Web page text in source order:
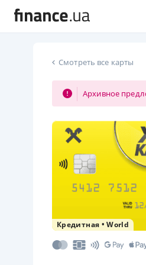
Смотреть все карты
Архивное
Кредитная •World